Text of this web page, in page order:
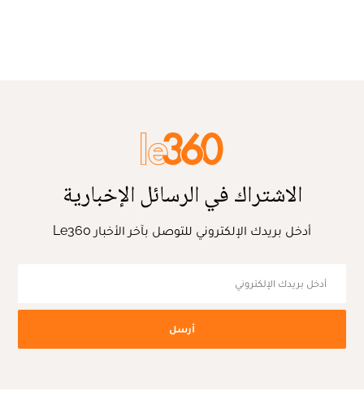
الاشتراك في الرسائل الإخبارية
أدخل بريدك الإلكتروني للتوصل بآخر الأخبار Le360
أرسل